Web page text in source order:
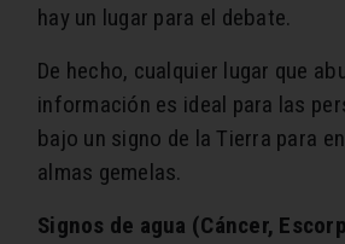
hay un lugar para el debate.
De hecho, cualquier lugar que
información es ideal para las
bajo un signo de la Tierra para
almas gemelas.
Signos de agua (Cáncer,